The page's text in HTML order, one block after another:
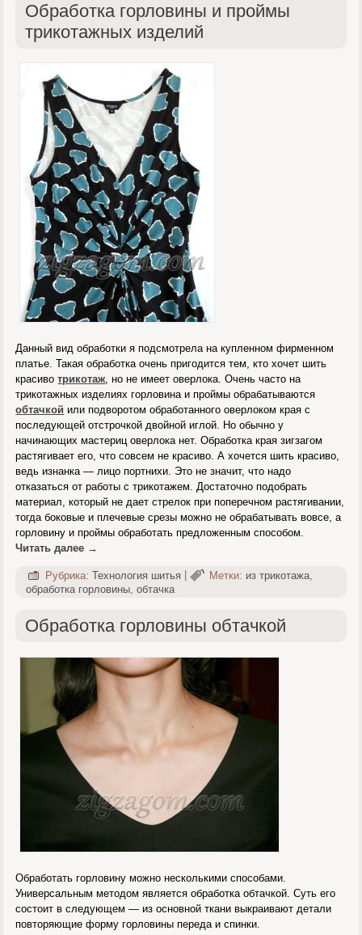
Обработка горловины и проймы
трикотажных изделий
Данный вид обработки я подсмотрела на купленном фирменном
платье. Такая обработка очень пригодится тем, кто хочет шить
красивотрикотаж, но не имеет оверлока. Очень часто на
трикотажных изделиях горловина и проймы обрабатываются
обтачкой или подворотом обработанного оверлоком края с
последующей отстрочкой двойной иглой. Но обычно у
начинающих мастериц оверлока нет. Обработка края зигзагом
растягивает его, что совсем не красиво. А хочется шить красиво,
ведь изнанка — лицо портнихи. Это не значит, что надо
отказаться от работы с трикотажем. Достаточно подобрать
материал, который не дает стрелок при поперечном растягивании,
тогда боковые и плечевые срезы можно не обрабатывать вовсе, а
горловину и проймы обработать предложенным способом.
Читать далее →
Рубрика: Технология шитья | Метки: из трикотажа
обработка горловины,обтачка
Обработка горловины обтачкой
Обработать горловину можно несколькими способами.
Универсальным методом является обработка обтачкой. Суть его
состоит в следующем — из основной ткани выкраивают детали
повторяющие форму горловины переда и спинки.